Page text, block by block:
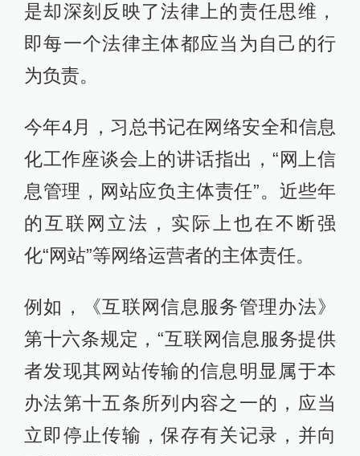
是却深刻反映了法律上的责任思维，
即每一个法律主体都应当为自己的行
为负责。
今年4月，习总书记在网络安全和信息
化工作座谈会上的讲话指出，“网上信
息管理，网站应负主体责任”。近些年
的互联网立法，实际上也在不断强
化“网站”等网络运营者的主体责任。
例如，《互联网信息服务管理办法》
第十六条规定，“互联网信息服务提供
者发现其网站传输的信息明显属于本
办法第十五条所列内容之一的，应当
立即停止传输，保存有关记录，并向